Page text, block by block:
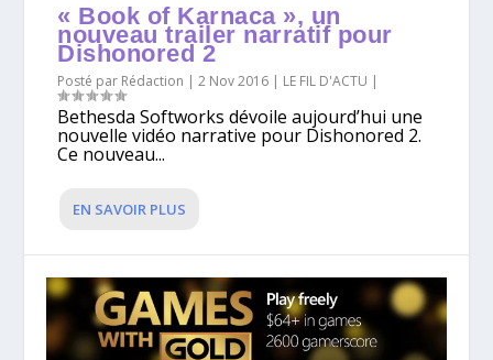
« Book of Karnaca », un
nouveau trailer narratif pour
Dishonored 2
Posté par Rédaction |2 Nov 2016 | LE FIL D'ACTU |
Bethesda Softworks dévoile aujourd’hui une
nouvelle vidéo narrative pour Dishonored 2.
Ce nouveau...
EN SAVOIR PLUS